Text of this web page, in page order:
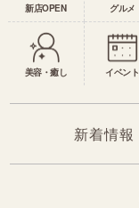
新店OPEN グルメ
美容・癒し イベント
新着情報